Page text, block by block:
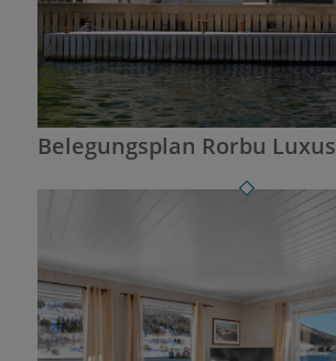
Belegungsplan Rorbu Luxus